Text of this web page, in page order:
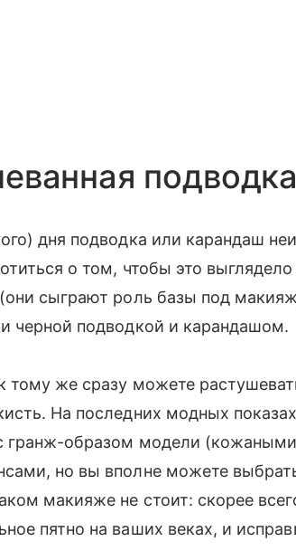
подводка
дня подводка или карандаш
о том, чтобы это
сыграют роль базы под
черной подводкой и карандашом.
тому же сразу можете
На последних модных
гранж-образом модели
но вы вполне можете
макияже не стоит: скорее
пятно на ваших веках, и